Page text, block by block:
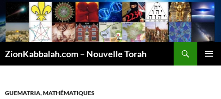
ZionKabbalah.com – Nouvelle Torah
GUEMATRIA,MATHÉMATIQUES